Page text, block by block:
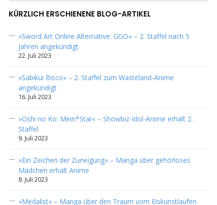
KÜRZLICH ERSCHIENENE BLOG-ARTIKEL
»Sword Art Online Alternative: GGO« – 2. Staffel nach 5
Jahren angekündigt
22. Juli 2023
»Sabikui Bisco« – 2. Staffel zum Wasteland-Anime
angekündigt
16. Juli 2023
»Oshi no Ko: Mein*Star« – Showbiz-Idol-Anime erhält 2.
Staffel
9. Juli 2023
»Ein Zeichen der Zuneigung« – Manga über gehörloses
Mädchen erhält Anime
8. Juli 2023
»Medalist« – Manga über den Traum vom Eiskunstlaufen